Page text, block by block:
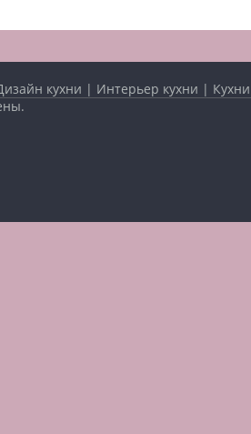
кухни | Интерьер кухни |